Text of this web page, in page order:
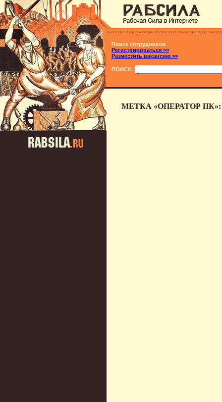
Поиск сотрудников
Регистрироваться >>
Разместить вакансию >>
ПОИСК:
МЕТКА «ОПЕРАТОР